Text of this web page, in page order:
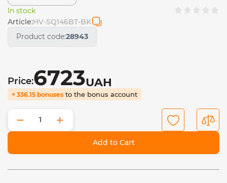
In stock
Article:HV-SQ146BT-BK
Product code:28943
Price:6723UAH
+ 336.15 bonuses to the bonus account
− +
Add to Cart